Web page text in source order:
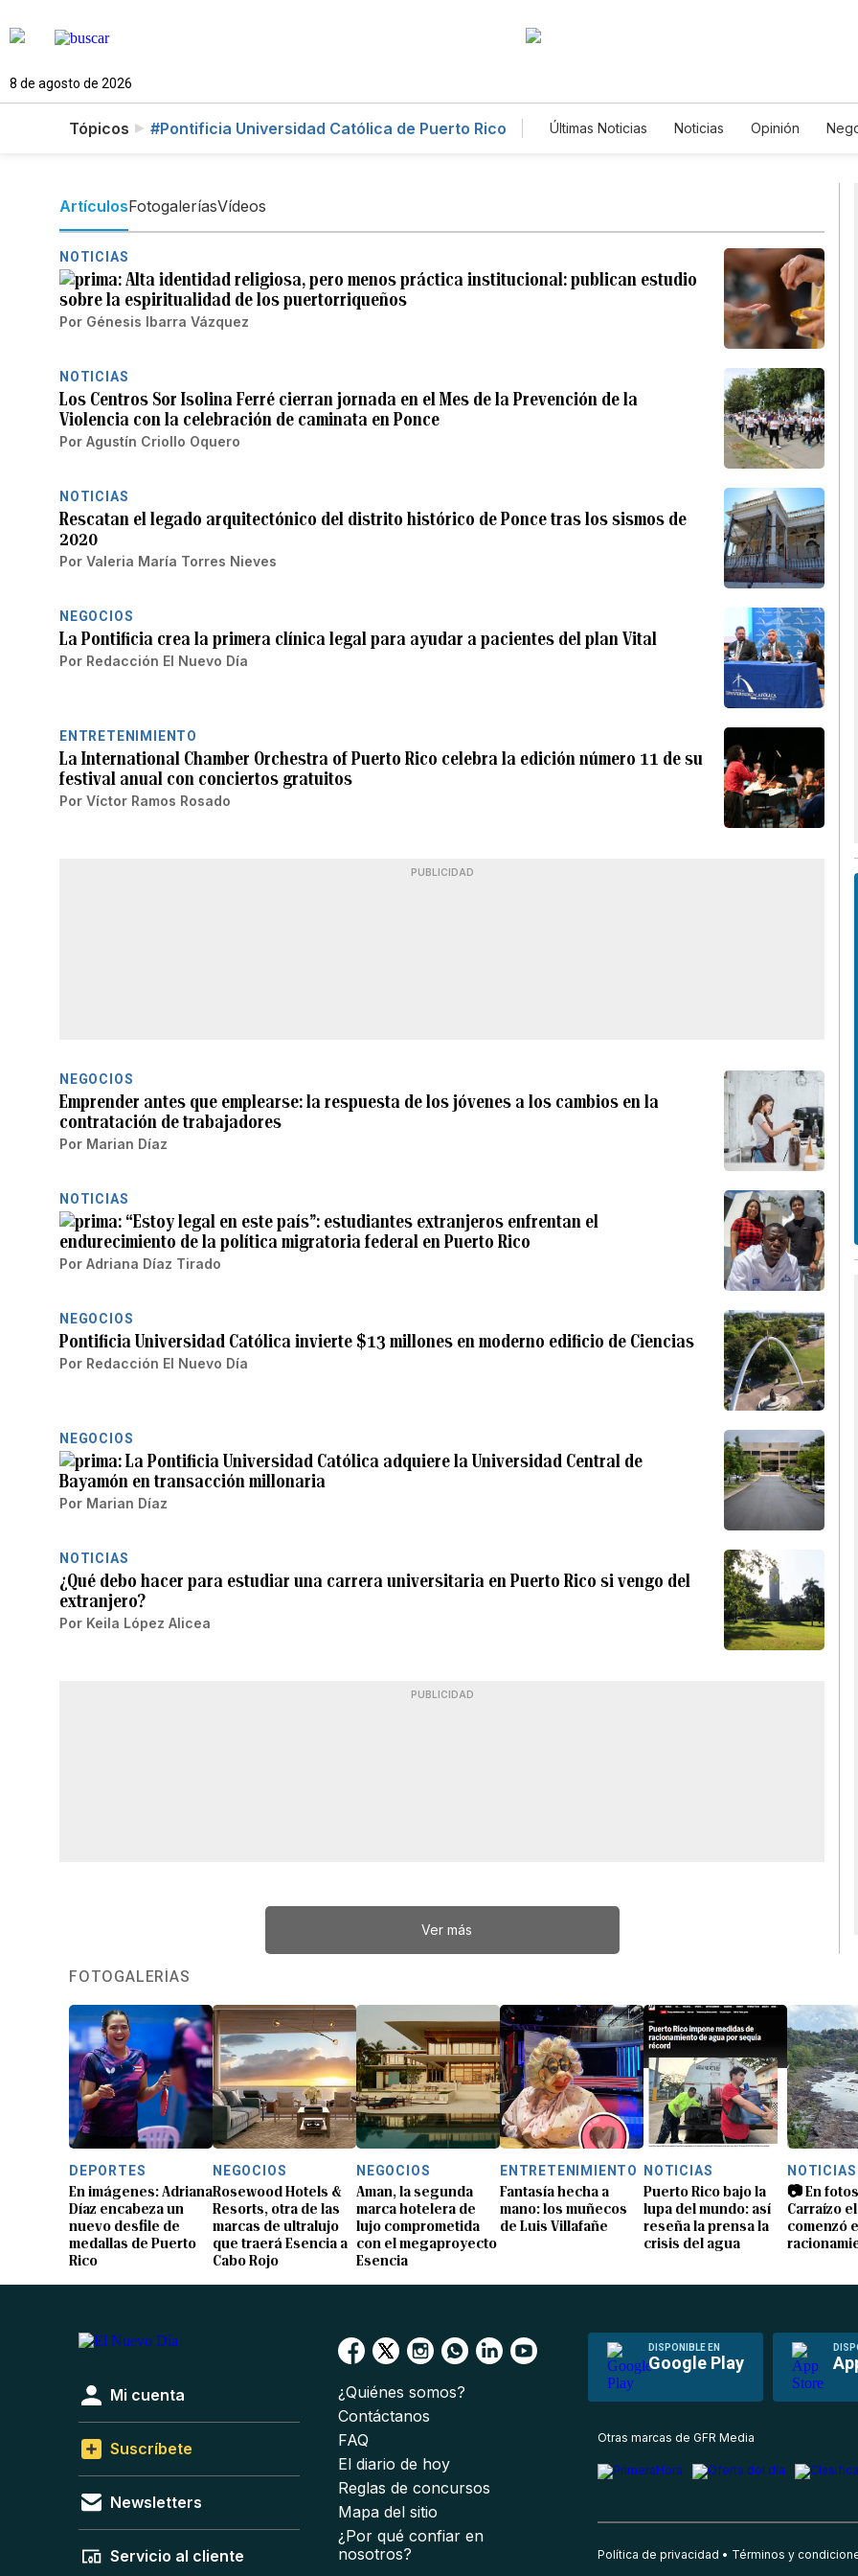
8 de agosto de 2026
Tópicos #Pontificia Universidad Católica de Puerto Rico Últimas Noticias Noticias Opinión
ArtículosFotogaleríasVídeos
NOTICIAS
Alta identidad religiosa, pero menos práctica institucional: publican estudio
sobre la espiritualidad de los puertorriqueños
Por Génesis Ibarra Vázquez
NOTICIAS
Los Centros Sor Isolina Ferré cierran jornada en el Mes de la Prevención de la
Violencia con la celebración de caminata en Ponce
Por Agustín Criollo Oquero
NOTICIAS
Rescatan el legado arquitectónico del distrito histórico de Ponce tras los sismos de
2020
Por Valeria María Torres Nieves
NEGOCIOS
La Pontificia crea la primera clínica legal para ayudar a pacientes del plan Vital
Por Redacción El Nuevo Día
ENTRETENIMIENTO
La International Chamber Orchestra of Puerto Rico celebra la edición número 11 de su
festival anual con conciertos gratuitos
Por Víctor Ramos Rosado
PUBLICIDAD
NEGOCIOS
Emprender antes que emplearse: la respuesta de los jóvenes a los cambios en la
contratación de trabajadores
Por Marian Díaz
NOTICIAS
“Estoy legal en este país”: estudiantes extranjeros enfrentan el
endurecimiento de la política migratoria federal en Puerto Rico
Por Adriana Díaz Tirado
NEGOCIOS
Pontificia Universidad Católica invierte $13 millones en moderno edificio de Ciencias
Por Redacción El Nuevo Día
NEGOCIOS
La Pontificia Universidad Católica adquiere la Universidad Central de
Bayamón en transacción millonaria
Por Marian Díaz
NOTICIAS
¿Qué debo hacer para estudiar una carrera universitaria en Puerto Rico si vengo del
extranjero?
Por Keila López Alicea
PUBLICIDAD
Ver más
FOTOGALERÍAS
DEPORTES
En imágenes: Adriana
Díaz encabeza un
nuevo desfile de
medallas de Puerto
Rico
NEGOCIOS
Rosewood Hotels &
Resorts, otra de las
marcas de ultralujo
que traerá Esencia a
Cabo Rojo
NEGOCIOS
Aman, la segunda
marca hotelera de
lujo comprometida
con el megaproyecto
Esencia
ENTRETENIMIENTO
Fantasía hecha a
mano: los muñecos
de Luis Villafañe
NOTICIAS
Puerto Rico bajo la
lupa del mundo: así
reseña la prensa la
crisis del agua
NOTICIAS
📷 En
Carraízo
comenzó
DISPONIBLE EN
Google Play
Mi cuenta
Suscríbete
Newsletters
Servicio al cliente
¿Quiénes somos?
Contáctanos
FAQ
El diario de hoy
Reglas de concursos
Mapa del sitio
¿Por qué confiar en
nosotros?
Otras marcas de GFR Media
Política de privacidad Términos y